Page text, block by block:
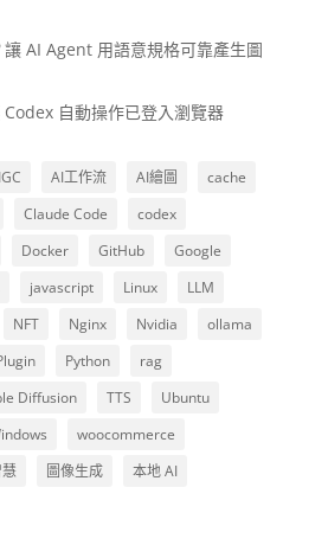
AI Agent 用語意規格可靠產生圖
自動操作已登入瀏覽器
AI工作流 AI繪圖
cache
Claude Code
codex
Docker GitHub
Google
javascript Linux
LLM
NFT Nginx Nvidia
ollama
Python
rag
Diffusion TTS
Ubuntu
woocommerce
圖像生成
本地 AI